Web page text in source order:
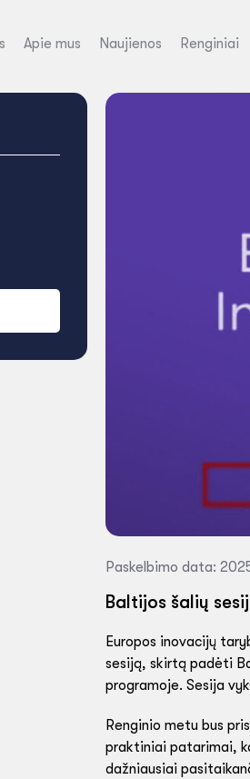
Apie mus Naujienos Renginiai
Paskelbimo data:
Baltijos šalių
Europos inovacijų
sesiją, skirtą padėti
programoje. Sesija
Renginio metu bus
praktiniai patarimai,
dažniausiai